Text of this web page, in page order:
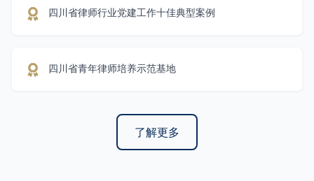
四川省律师行业党建工作十佳典型案例
四川省青年律师培养示范基地
了解更多